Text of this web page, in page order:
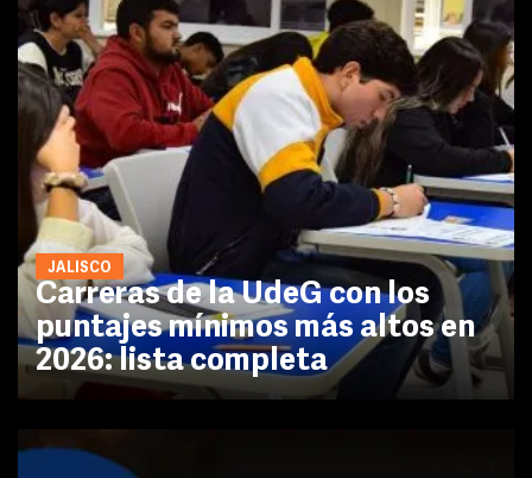
JALISCO
Carreras de la UdeG con los
puntajes mínimos más altos en
2026: lista completa